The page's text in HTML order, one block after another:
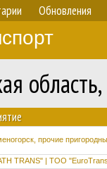
Обновления
прочие
TRANS" | ТОО